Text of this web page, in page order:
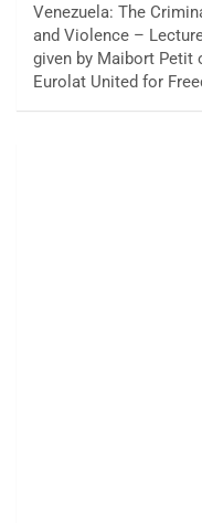
Venezuela: The
and Violence –
given by Maibort Petit
Eurolat United for